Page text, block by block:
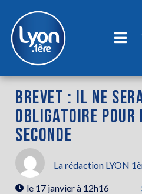
BREVET : IL NE
OBLIGATOIRE POUR
SECONDE
La rédaction LYON
le 17 janvier à 12h16